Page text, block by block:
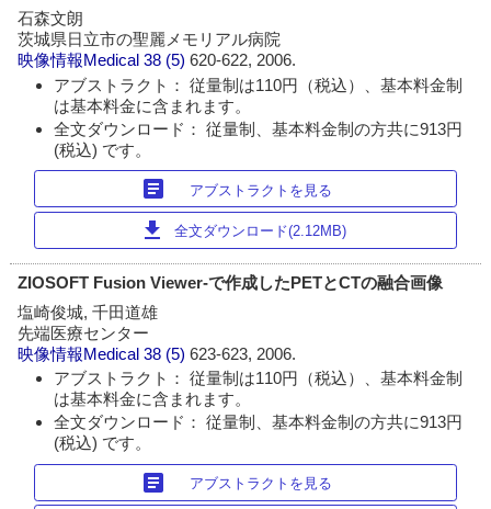
石森文朗
茨城県日立市の聖麗メモリアル病院
映像情報Medical 38 (5)620-622, 2006.
アブストラクト： 従量制は110円（税込）、基本料金制
は基本料金に含まれます。
全文ダウンロード： 従量制、基本料金制の方共に913円
(税込) です。
article アブストラクトを見る
download 全文ダウンロード(2.12MB)
ZIOSOFT Fusion Viewer‐で作成したPETとCTの融合画像
塩崎俊城, 千田道雄
先端医療センター
映像情報Medical 38 (5)623-623, 2006.
アブストラクト： 従量制は110円（税込）、基本料金制
は基本料金に含まれます。
全文ダウンロード： 従量制、基本料金制の方共に913円
(税込) です。
article アブストラクトを見る